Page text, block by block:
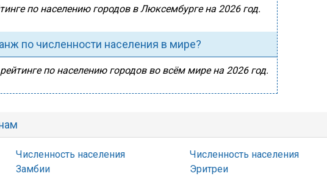
по населению городов в Люксембурге на 2026 год.
по численности населения в мире?
по населению городов во всём мире на 2026 год.
Численность населения
Замбии
Численность населения
Эритреи